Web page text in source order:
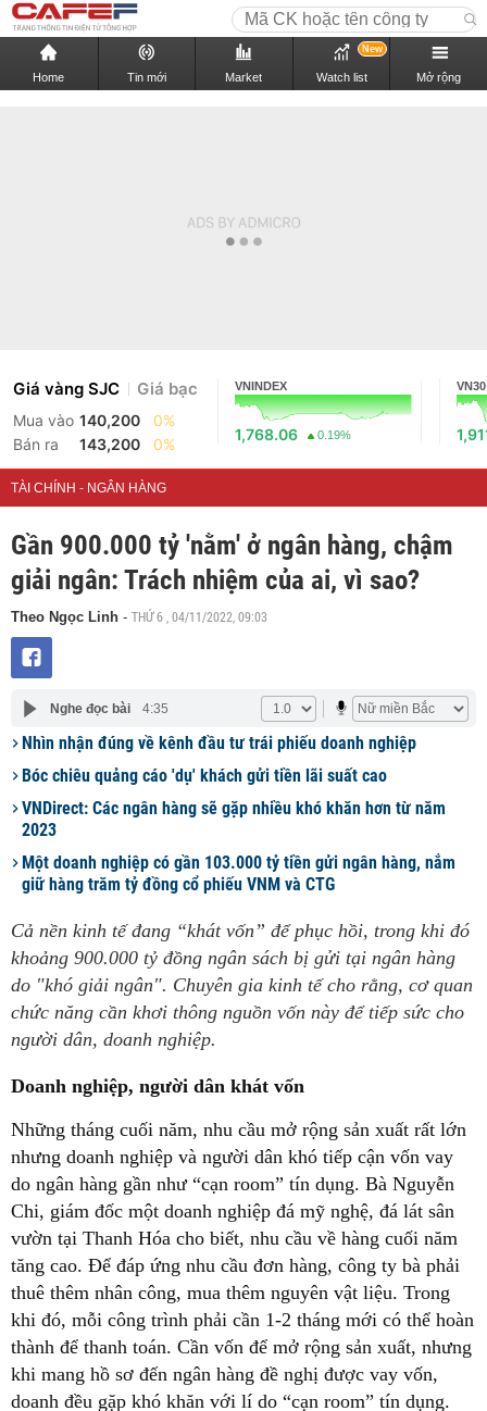
Home Tin mới Market Watch list
New
Mở rộng
Giá vàng SJC Giá bạc
Mua vào 140,200
0%
Bán ra
143,200 0%
VNINDEX
1,768.06 0.19%
VN30
TÀI CHÍNH - NGÂN HÀNG
Gần 900.000 tỷ 'nằm' ở ngân hàng, chậm
giải ngân: Trách nhiệm của ai, vì sao?
Theo Ngọc Linh - THỨ 6 , 04/11/2022, 09:03
Nghe đọc bài 4:35
Nhìn nhận đúng về kênh đầu tư trái phiếu doanh nghiệp
Bóc chiêu quảng cáo 'dụ' khách gửi tiền lãi suất cao
VNDirect: Các ngân hàng sẽ gặp nhiều khó khăn hơn từ năm
2023
Một doanh nghiệp có gần 103.000 tỷ tiền gửi ngân hàng, nắm
giữ hàng trăm tỷ đồng cổ phiếu VNM và CTG
Cả nền kinh tế đang “khát vốn” để phục hồi, trong khi đó
khoảng 900.000 tỷ đồng ngân sách bị gửi tại ngân hàng
do "khó giải ngân". Chuyên gia kinh tế cho rằng, cơ quan
chức năng cần khơi thông nguồn vốn này để tiếp sức cho
người dân, doanh nghiệp.
Doanh nghiệp, người dân khát vốn
Những tháng cuối năm, nhu cầu mở rộng sản xuất rất lớn
nhưng doanh nghiệp và người dân khó tiếp cận vốn vay
do ngân hàng gần như “cạn room” tín dụng. Bà Nguyễn
Chi, giám đốc một doanh nghiệp đá mỹ nghệ, đá lát sân
vườn tại Thanh Hóa cho biết, nhu cầu về hàng cuối năm
tăng cao. Để đáp ứng nhu cầu đơn hàng, công ty bà phải
thuê thêm nhân công, mua thêm nguyên vật liệu. Trong
khi đó, mỗi công trình phải cần 1-2 tháng mới có thể hoàn
thành để thanh toán. Cần vốn để mở rộng sản xuất, nhưng
khi mang hồ sơ đến ngân hàng đề nghị được vay vốn,
doanh đều gặp khó khăn với lí do “cạn room” tín dụng.